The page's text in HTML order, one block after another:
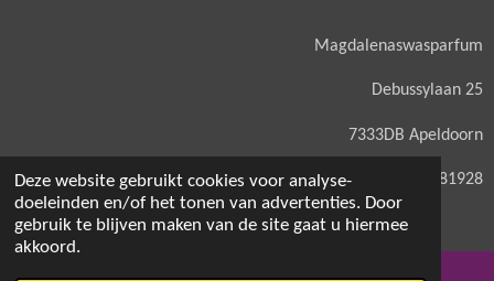
Deze website gebruikt cookies voor analyse-
doeleinden en/of het tonen van advertenties. Door
gebruik te blijven maken van de site gaat u hiermee
akkoord.
Magdalenaswasparfum
Debussylaan 25
7333DB Apeldoorn
KVK: 71581928